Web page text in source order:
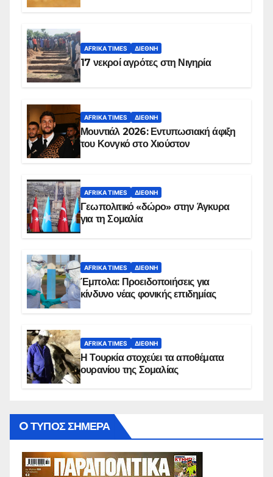
AFRIKA TIMES ΔΙΕΘΝΉ
17 νεκροί αγρότες στη Νιγηρία
AFRIKA TIMES ΔΙΕΘΝΉ
Μουντιάλ 2026: Εντυπωσιακή άφιξη
του Κονγκό στο Χιούστον
AFRIKA TIMES ΔΙΕΘΝΉ
Γεωπολιτικό «δώρο» στην Άγκυρα
για τη Σομαλία
AFRIKA TIMES ΔΙΕΘΝΉ
Έμπολα: Προειδοποιήσεις για
κίνδυνο νέας φονικής επιδημίας
AFRIKA TIMES ΔΙΕΘΝΉ
Η Τουρκία στοχεύει τα αποθέματα
ουρανίου της Σομαλίας
O ΤΥΠΟΣ ΣΗΜΕΡΑ